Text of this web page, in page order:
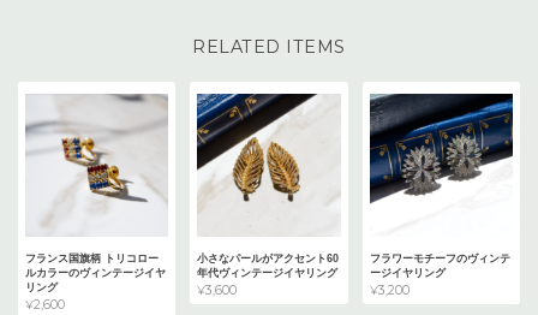
RELATED ITEMS
フランス国旗柄 トリコロー
ルカラーのヴィンテージイヤ
リング
¥2,600
小さなパールがアクセント60
年代ヴィンテージイヤリング
¥3,600
フラワーモチーフのヴィンテ
ージイヤリング
¥3,200